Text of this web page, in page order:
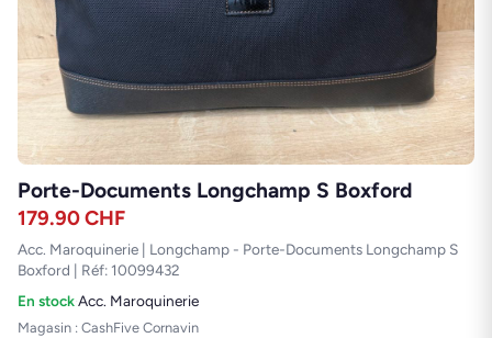
Porte-Documents Longchamp S Boxford
179.90CHF
Acc. Maroquinerie | Longchamp - Porte-Documents Longchamp S
Boxford | Réf: 10099432
En stock·Acc. Maroquinerie
Magasin : CashFive Cornavin